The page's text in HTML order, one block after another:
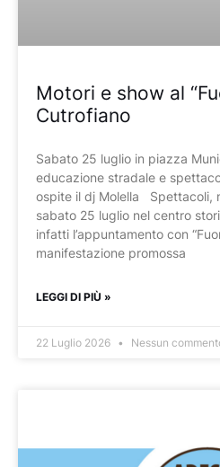
Motori e show al
Cutrofiano
Sabato 25 luglio in piazza
educazione stradale e
ospite il dj Molella Spettacoli,
sabato 25 luglio nel centro
infatti l’appuntamento con
manifestazione promossa
LEGGI DI PIÙ »
22 Luglio 2026 Nessun